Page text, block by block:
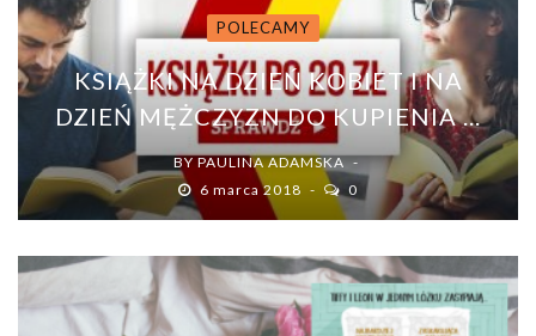
POLECAMY
KSIĄŻKI NA DZIEŃ KOBIET I NA
DZIEŃ MĘŻCZYZN DO KUPIENIA ...
BYPAULINA ADAMSKA
6 marca 2018
0